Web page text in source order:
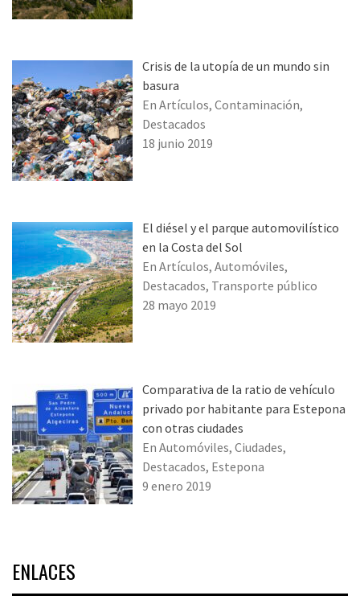
Crisis de la utopía de un mundo sin
basura
En Artículos, Contaminación,
Destacados
18 junio 2019
El diésel y el parque automovilístico
en la Costa del Sol
En Artículos, Automóviles,
Destacados, Transporte público
28 mayo 2019
Comparativa de la ratio de vehículo
privado por habitante para Estepona
con otras ciudades
En Automóviles, Ciudades,
Destacados, Estepona
9 enero 2019
ENLACES